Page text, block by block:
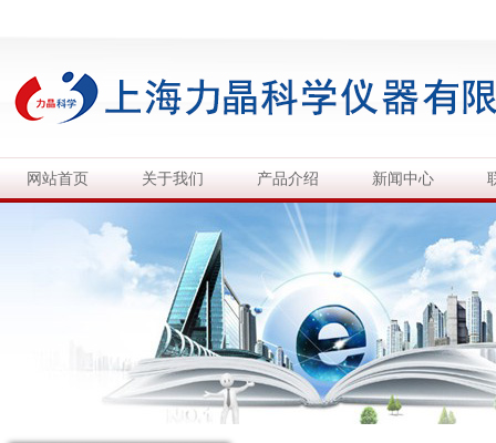
网站首页 关于我们 产品介绍 新闻中心